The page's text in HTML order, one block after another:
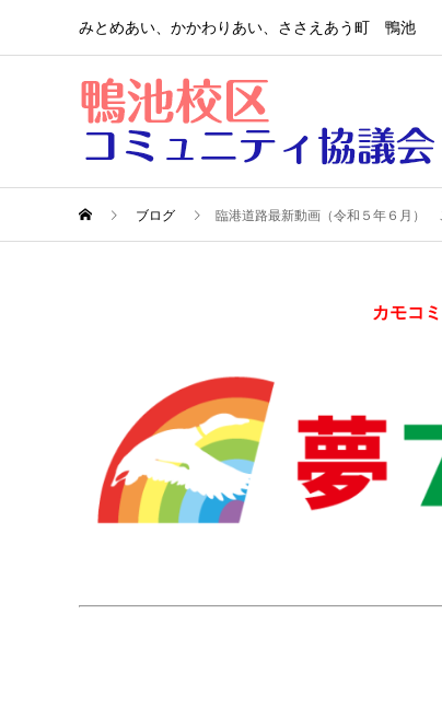
みとめあい、かかわりあい、ささえあう町 鴨池
ブログ 臨港道路最新動画（令和５年６月）
カモコ